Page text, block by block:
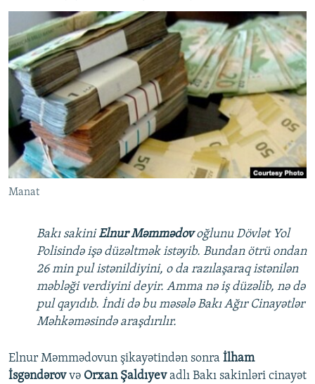
MULTIMEDIA
VIDEO
FOTOQALEREYA
İNFOQRAFIKA
KARIKATURA
RADIO ARXIV
OXU ZALI
AZƏRBAYCAN ƏDƏBIYYATI KITABXANASI
İSLAM VƏ DEMOKRATIYA
İZ - MƏDƏNIYYƏT PROQRAMI
HAQQIMIZDA
MISSIYAMIZ
PEŞƏ ETIKASI VƏ JURNALISTIKA STANDARTLARIMIZ
MATERIALLARIMIZDAN ISTIFADƏ
AZADLIQRADIOSU MOBIL TELEFONUNUZDA
BIZIMLƏ ƏLAQƏ
BIZI IZLƏ
RFE/RL-in bütün saytları
Manat
Bakı sakiniElnur Məmmədovoğlunu Dövlət Yol
Polisində işə düzəltmək istəyib. Bundan ötrü ondan
26 min pul istənildiyini, o da razılaşaraq istənilən
məbləği verdiyini deyir. Amma nə iş düzəlib, nə də
pul qayıdıb. İndi də bu məsələ Bakı Ağır Cinayətlər
Məhkəməsində araşdırılır.
Elnur Məmmədovun şikayətindən sonra İlham
İsgəndərovvə Orxan Şaldıyevadlı Bakı sakinləri cinayət